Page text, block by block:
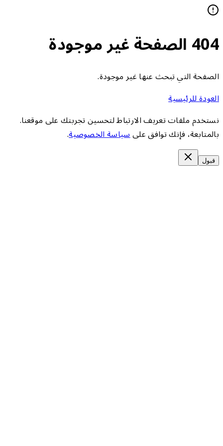
404 الصفحة غير موجودة
الصفحة التي تبحث عنها غير موجودة.
العودة للرئيسية
نستخدم ملفات تعريف الارتباط لتحسين تجربتك على موقعنا.
بالمتابعة، فإنك توافق علىسياسة الخصوصية.
قبول